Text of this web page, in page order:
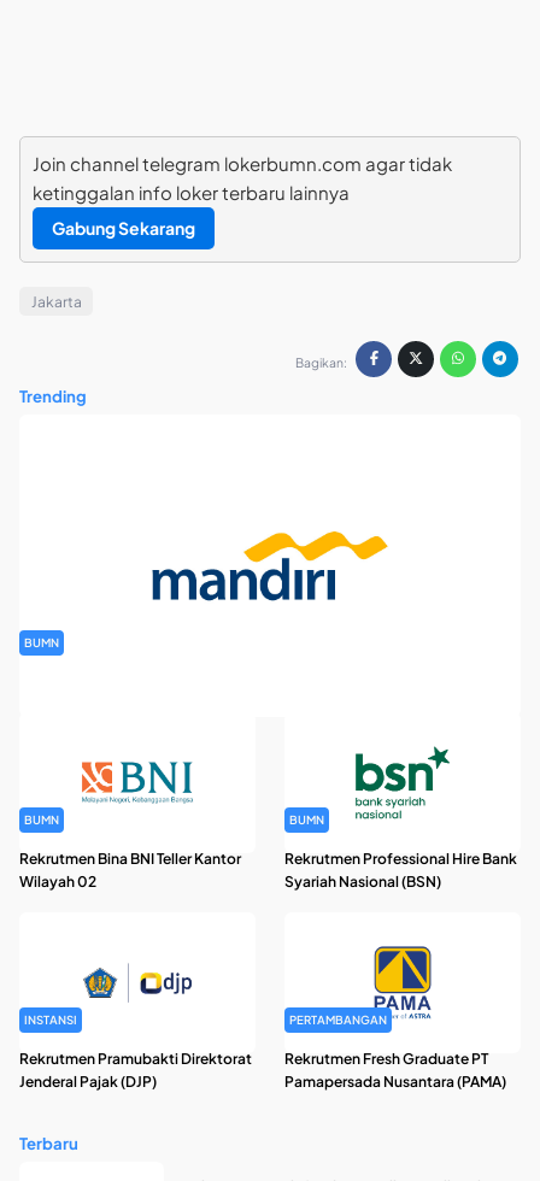
Join channel telegram lokerbumn.com agar tidak
ketinggalan info loker terbaru lainnya
Gabung Sekarang
Jakarta
Bagikan:
Trending
BUMN
BUMN
Rekrutmen Bina BNI Teller Kantor
Wilayah 02
BUMN
Rekrutmen Professional Hire Bank
Syariah Nasional (BSN)
INSTANSI
Rekrutmen Pramubakti Direktorat
Jenderal Pajak (DJP)
PERTAMBANGAN
Rekrutmen Fresh Graduate PT
Pamapersada Nusantara (PAMA)
Terbaru